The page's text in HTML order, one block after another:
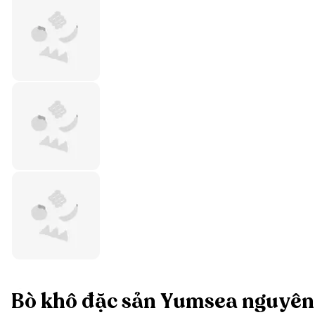
Bò khô đặc sản Yumsea